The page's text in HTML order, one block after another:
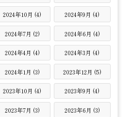
2024年10月 (4) 2024年9月 (4)
2024年7月 (2) 2024年6月 (4)
2024年4月 (4) 2024年3月 (4)
2024年1月 (3) 2023年12月 (5)
2023年10月 (4) 2023年9月 (4)
2023年7月 (3) 2023年6月 (3)